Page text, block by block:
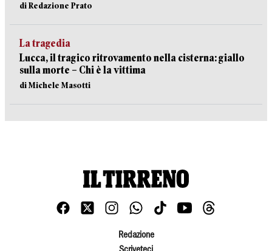
di Redazione Prato
La tragedia
Lucca, il tragico ritrovamento nella cisterna: giallo
sulla morte – Chi è la vittima
di Michele Masotti
Redazione